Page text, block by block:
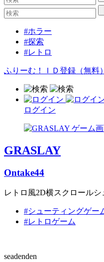
#ホラー
#探索
#レトロ
ふりーむ！ＩＤ登録（無料）
ログイン
GRASLAY
Ontake44
レトロ風2D横スクロール
#シューティングゲー
#レトロゲーム
seadenden